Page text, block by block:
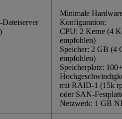
Minimale
Konfiguration:
CPU: 2 Kerne (4
empfohlen)
Speicher: 2 GB (4
empfohlen)
Speicherplatz:
mit RAID-1 (15k
oder SAN-
Netzwerk: 1 GB